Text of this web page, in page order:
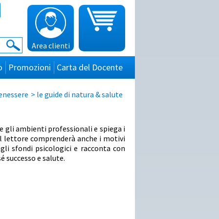
Area clienti
Promozioni Carta del Docente
> le guide di natura & salute
gli ambienti professionali e spiega i
lettore comprenderà anche i motivi
sfondi psicologici e racconta con
successo e salute.